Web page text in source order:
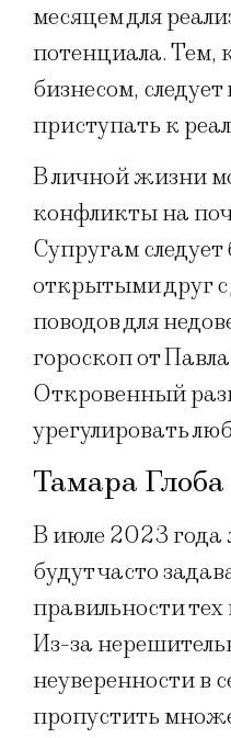
месяцем для
потенциала. Тем,
бизнесом,
приступать к
В личной жизни
конфликты на
Супругам следует
открытыми друг с
поводов для
гороскоп от
Откровенный
урегулировать
Тамара Глоба
В июле 2023
будут часто
правильности
Из-за
неуверенности в
пропустить